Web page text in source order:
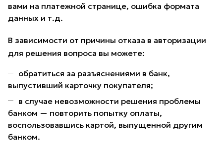
вами на платежной странице, ошибка формата
данных и т.д.
В зависимости от причины отказа в авторизации
для решения вопроса вы можете:
обратиться за разъяснениями в банк,
выпустивший карточку покупателя;
в случае невозможности решения проблемы
банком — повторить попытку оплаты,
воспользовавшись картой, выпущенной другим
банком.